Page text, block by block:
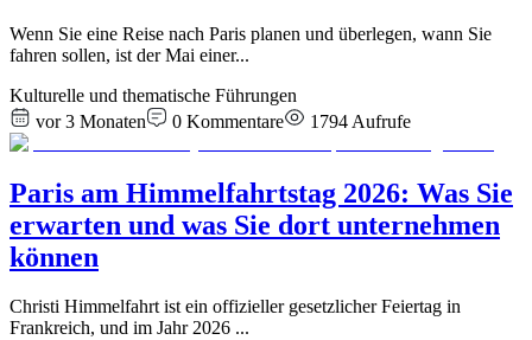
Wenn Sie eine Reise nach Paris planen und überlegen, wann Sie
fahren sollen, ist der Mai einer...
Kulturelle und thematische Führungen
vor 3 Monaten
0 Kommentare 1794 Aufrufe
Paris am Himmelfahrtstag 2026: Was Sie
erwarten und was Sie dort unternehmen
können
Christi Himmelfahrt ist ein offizieller gesetzlicher Feiertag in
Frankreich, und im Jahr 2026 ...